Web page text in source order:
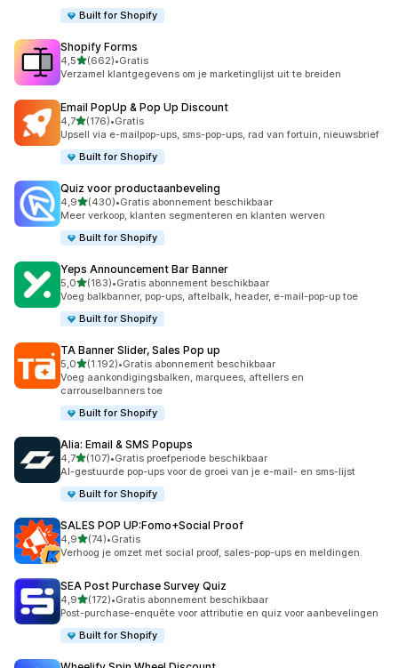
Built for Shopify
Shopify Forms
4,5van 5 sterren
(662)
662 recensies in totaal
•Gratis
Verzamel klantgegevens om je marketinglijst uit te breiden
Email PopUp & Pop Up Discount
4,7van 5 sterren
(176)
176 recensies in totaal
•Gratis
Upsell via e-mailpop-ups, sms-pop-ups, rad van fortuin, nieuwsbrief
Built for Shopify
Quiz voor productaanbeveling
4,9van 5 sterren
(430)
430 recensies in totaal
•Gratis abonnement beschikbaar
Meer verkoop, klanten segmenteren en klanten werven
Built for Shopify
Yeps Announcement Bar Banner
5,0van 5 sterren
(183)
183 recensies in totaal
•Gratis abonnement beschikbaar
Voeg balkbanner, pop-ups, aftelbalk, header, e-mail-pop-up toe
Built for Shopify
TA Banner Slider, Sales Pop up
5,0van 5 sterren
(1.192)
1192 recensies in totaal
•Gratis abonnement beschikbaar
Voeg aankondigingsbalken, marquees, aftellers en
carrouselbanners toe
Built for Shopify
Alia: Email & SMS Popups
4,7van 5 sterren
(107)
107 recensies in totaal
•Gratis proefperiode beschikbaar
AI-gestuurde pop-ups voor de groei van je e-mail- en sms-lijst
Built for Shopify
SALES POP UP:Fomo+Social Proof
4,9van 5 sterren
(74)
74 recensies in totaal
•Gratis
Verhoog je omzet met social proof, sales-pop-ups en meldingen.
SEA Post Purchase Survey Quiz
4,9van 5 sterren
(172)
172 recensies in totaal
•Gratis abonnement beschikbaar
Post-purchase-enquête voor attributie en quiz voor aanbevelingen
Built for Shopify